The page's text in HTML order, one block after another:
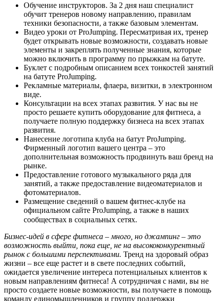
Обучение инструкторов. За 2 дня наш специалист
обучит тренеров новому направлению, правилам
техники безопасности, а также базовым элементам.
Видео уроки от ProJumping. Пересматривая их, тренер
будет открывать новые возможности, создавать новые
элементы и закреплять полученные знания, которые
можно включить в программу по прыжкам на батуте.
Буклет с подробным описанием всех тонкостей занятий
на батуте ProJumping.
Рекламные материалы, флаера, визитки, в электронном
виде.
Консультации на всех этапах развития. У нас вы не
просто решаете купить оборудование для фитнеса, а
получаете полную поддержку бизнеса на всех этапах
развития.
Нанесение логотипа клуба на батут ProJumping.
Фирменный логотип вашего центра – это
дополнительная возможность продвинуть ваш бренд на
рынке.
Предоставление готового музыкального ряда для
занятий, а также предоставление видеоматериалов и
фотоматериалов.
Размещение сведений о вашем фитнес-клубе на
официальном сайте ProJumping, а также в наших
сообществах в социальных сетях.
Бизнес-идей в сфере фитнеса – много, но джампинг – это
возможность выйти, пока еще, не на высококонкурентный
рынок с большими перспективами. Тренд на здоровый образ
жизни – все еще растет и в свете последних событий,
ожидается увеличение интереса потенциальных клиентов к
новым направлениям фитнеса! А сотрудничая с нами, вы не
просто создаете новые возможности, вы получаете в помощь
команду единомышленников и группу поддержки